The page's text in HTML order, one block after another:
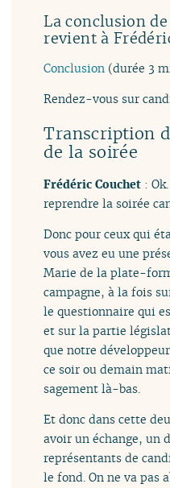
La conclusion
revient à
Conclusion (durée 3
Rendez-vous sur
Transcription
de la soirée
Frédéric Couchet :
reprendre la soirée
Donc pour ceux qui
vous avez eu une
Marie de la plate-
campagne, à la fois
le questionnaire qui
et sur la partie
que notre
ce soir ou demain
sagement là-bas.
Et donc dans cette
avoir un échange, un
représentants de
le fond. On ne va pas